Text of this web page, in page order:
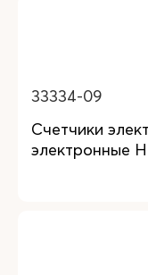
33334-09
Счетчики
электронные